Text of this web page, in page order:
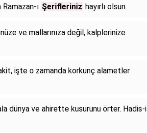
ı Şerifleriniz hayırlı olsun.
ve mallarınıza değil, kalplerinize
işte o zamanda korkunç alametler
dünya ve ahirette kusurunu örter. Hadis-i